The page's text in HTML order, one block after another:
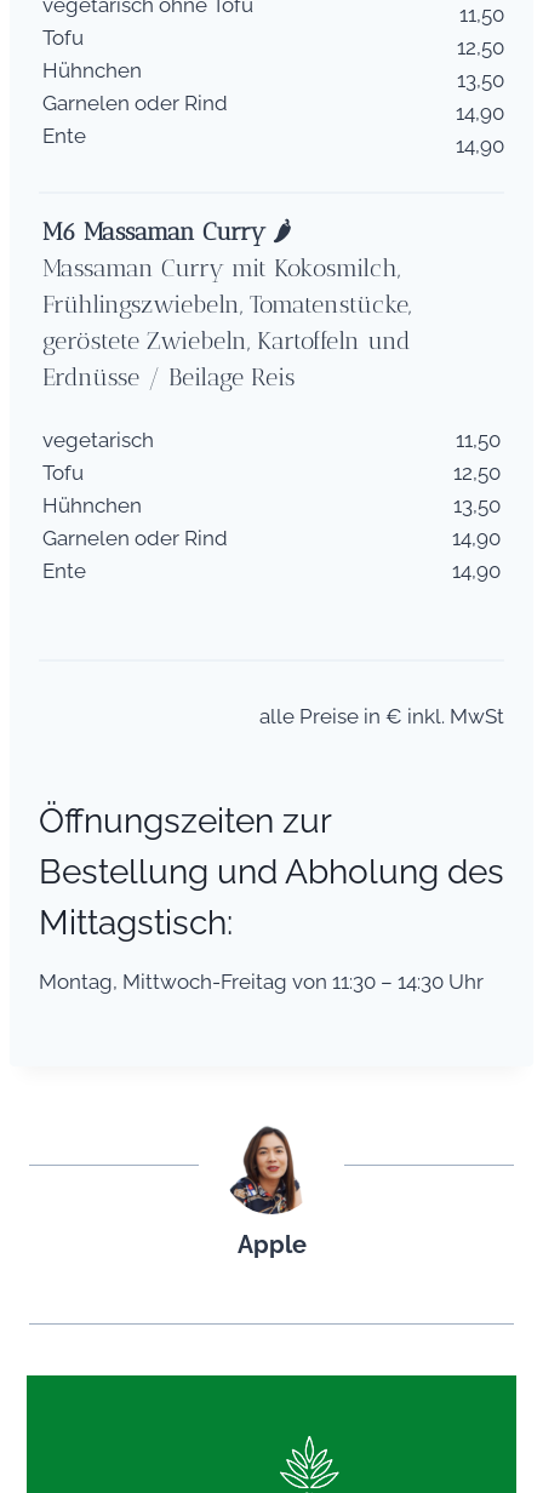
Tofu
Hühnchen
Garnelen oder Rind
Ente
11,50
12,50
13,50
14,90
14,90
M6 Massaman Curry 🌶
Massaman Curry mit Kokosmilch,
Frühlingszwiebeln, Tomatenstücke,
geröstete Zwiebeln, Kartoffeln und
Erdnüsse / Beilage Reis
vegetarisch
Tofu
Hühnchen
Garnelen oder Rind
Ente
11,50
12,50
13,50
14,90
14,90
alle Preise in € inkl. MwSt
Öffnungszeiten zur
Bestellung und Abholung des
Mittagstisch:
Montag, Mittwoch-Freitag von 11:30 – 14:30 Uhr
Apple